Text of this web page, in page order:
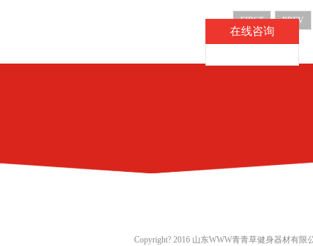
FIRST PREV
Copyright? 2016 山东WWW青青草健身器材有限
在线咨询